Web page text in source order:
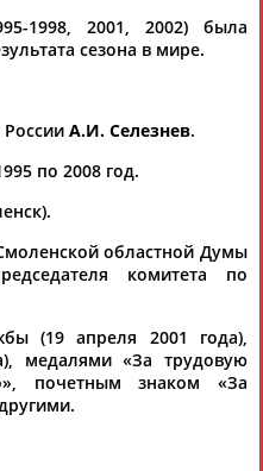
АБДУЛБЕКОВ
АБДУЛЛАЕВ
1998, 2001, 2002) была
сезона в мире.
А.И. Селезнев.
по 2008 год.
областной Думы
комитета по
(19 апреля 2001 года),
медалями «За трудовую
почетным знаком «За